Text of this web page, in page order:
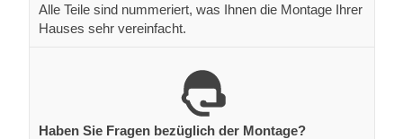
Alle Teile sind nummeriert, was Ihnen die Montage Ihrer
Hauses sehr vereinfacht.
Haben Sie Fragen bezüglich der Montage?